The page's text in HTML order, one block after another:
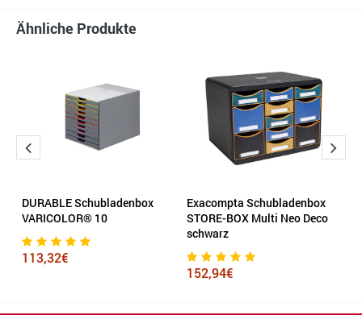
Ähnliche Produkte
DURABLE Schubladenbox
VARICOLOR® 10
113,32€
Exacompta Schubladenbox
STORE-BOX Multi Neo Deco
schwarz
152,94€